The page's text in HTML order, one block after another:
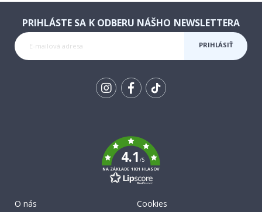
PRIHLÁSTE SA K ODBERU NÁŠHO NEWSLETTERA
PRIHLÁSIŤ
4.1/5
NA ZÁKLADE 1031 HLASOV
O nás
Cookies